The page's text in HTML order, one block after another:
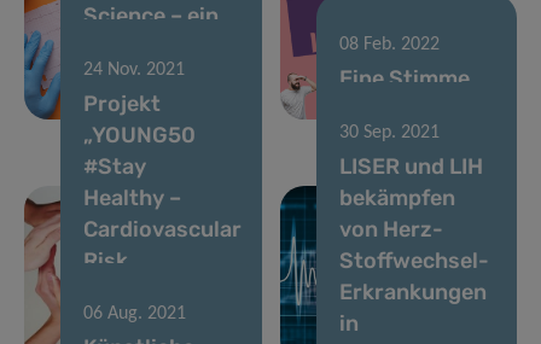
Science – ein
Kampf gegen
Atherosklerose
08 Feb. 2022
Eine Stimme
24 Nov. 2021
Projekt
„YOUNG50
#Stay
Healthy –
Cardiovascular
Risk
Luxemburg
30 Sep. 2021
LISER und LIH
bekämpfen
von Herz-
Stoffwechsel-
Erkrankungen
in
06 Aug. 2021